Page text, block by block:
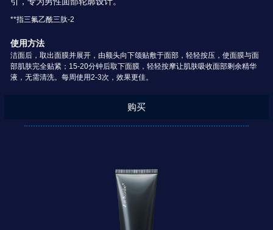
**指三氟乙酰三肽-2
使用方法
洁面后，取出面膜并展开，由额头向下颌贴敷于面部，轻轻按压，使面膜与面
部肌肤完全贴紧；15-20分钟后取下面膜，轻轻按摩让肌肤吸收面部剩余精华
液，无需清洗。每周使用2-3次，效果更佳。
购买